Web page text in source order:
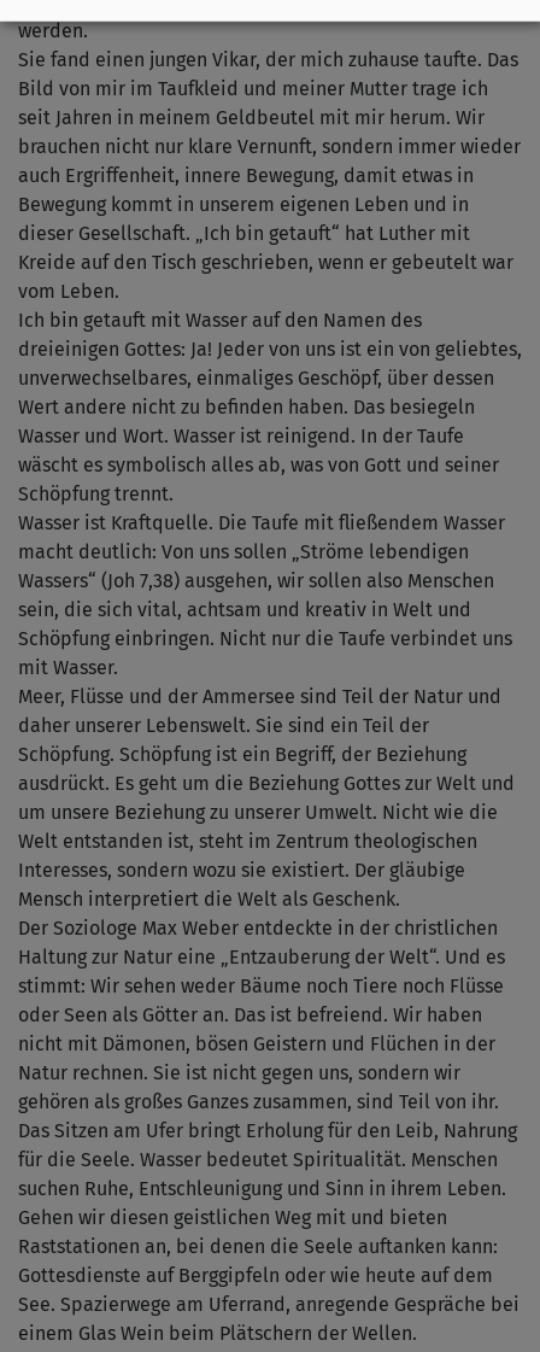
werden.
Sie fand einen jungen Vikar, der mich zuhause taufte. Das
Bild von mir im Taufkleid und meiner Mutter trage ich
seit Jahren in meinem Geldbeutel mit mir herum. Wir
brauchen nicht nur klare Vernunft, sondern immer wieder
auch Ergriffenheit, innere Bewegung, damit etwas in
Bewegung kommt in unserem eigenen Leben und in
dieser Gesellschaft. „Ich bin getauft“ hat Luther mit
Kreide auf den Tisch geschrieben, wenn er gebeutelt war
vom Leben.
Ich bin getauft mit Wasser auf den Namen des
dreieinigen Gottes: Ja! Jeder von uns ist ein von geliebtes,
unverwechselbares, einmaliges Geschöpf, über dessen
Wert andere nicht zu befinden haben. Das besiegeln
Wasser und Wort. Wasser ist reinigend. In der Taufe
wäscht es symbolisch alles ab, was von Gott und seiner
Schöpfung trennt.
Wasser ist Kraftquelle. Die Taufe mit fließendem Wasser
macht deutlich: Von uns sollen „Ströme lebendigen
Wassers“ (Joh 7,38) ausgehen, wir sollen also Menschen
sein, die sich vital, achtsam und kreativ in Welt und
Schöpfung einbringen. Nicht nur die Taufe verbindet uns
mit Wasser.
Meer, Flüsse und der Ammersee sind Teil der Natur und
daher unserer Lebenswelt. Sie sind ein Teil der
Schöpfung. Schöpfung ist ein Begriff, der Beziehung
ausdrückt. Es geht um die Beziehung Gottes zur Welt und
um unsere Beziehung zu unserer Umwelt. Nicht wie die
Welt entstanden ist, steht im Zentrum theologischen
Interesses, sondern wozu sie existiert. Der gläubige
Mensch interpretiert die Welt als Geschenk.
Der Soziologe Max Weber entdeckte in der christlichen
Haltung zur Natur eine „Entzauberung der Welt“. Und es
stimmt: Wir sehen weder Bäume noch Tiere noch Flüsse
oder Seen als Götter an. Das ist befreiend. Wir haben
nicht mit Dämonen, bösen Geistern und Flüchen in der
Natur rechnen. Sie ist nicht gegen uns, sondern wir
gehören als großes Ganzes zusammen, sind Teil von ihr.
Das Sitzen am Ufer bringt Erholung für den Leib, Nahrung
für die Seele. Wasser bedeutet Spiritualität. Menschen
suchen Ruhe, Entschleunigung und Sinn in ihrem Leben.
Gehen wir diesen geistlichen Weg mit und bieten
Raststationen an, bei denen die Seele auftanken kann:
Gottesdienste auf Berggipfeln oder wie heute auf dem
See. Spazierwege am Uferrand, anregende Gespräche bei
einem Glas Wein beim Plätschern der Wellen.